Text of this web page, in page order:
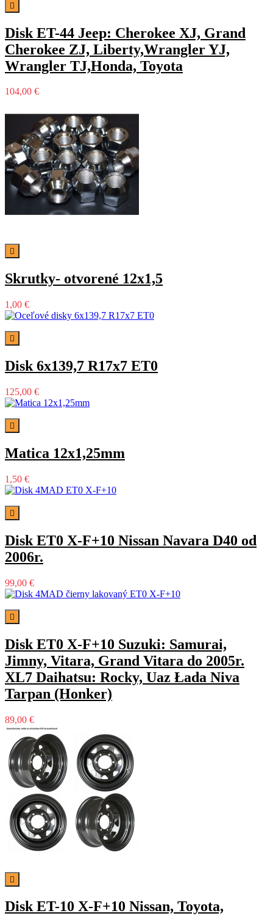

Disk ET-44 Jeep: Cherokee XJ, Grand
Cherokee ZJ, Liberty,Wrangler YJ,
Wrangler TJ,Honda, Toyota
104,00 €

Skrutky- otvorené 12x1,5
1,00 €

Disk 6x139,7 R17x7 ET0
125,00 €

Matica 12x1,25mm
1,50 €

Disk ET0 X-F+10 Nissan Navara D40 od
2006r.
99,00 €

Disk ET0 X-F+10 Suzuki: Samurai,
Jimny, Vitara, Grand Vitara do 2005r.
XL7 Daihatsu: Rocky, Uaz Łada Niva
Tarpan (Honker)
89,00 €

Disk ET-10 X-F+10 Nissan, Toyota,